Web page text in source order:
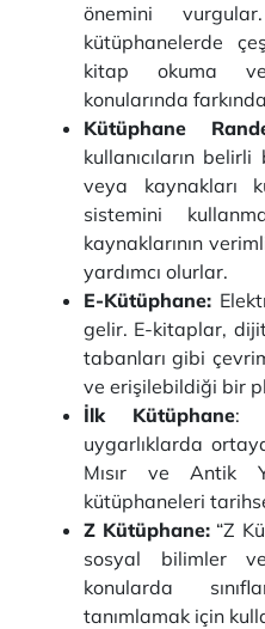
önemini
kütüphanelerde
kitap okuma
konularında
Kütüphane
kullanıcıların
veya kaynakları
sistemini
kaynaklarının
yardımcı olurlar.
E-Kütüphane:
gelir. E-kitaplar,
tabanları gibi
ve erişilebildiği bir
İlk Kütüphane:
uygarlıklarda
Mısır ve Antik
kütüphaneleri
Z Kütüphane: “Z
sosyal bilimler
konularda
tanımlamak için